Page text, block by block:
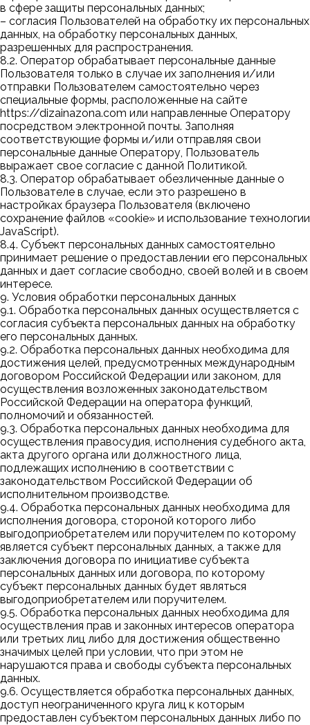
в сфере защиты персональных данных;
– согласия Пользователей на обработку их персональных
данных, на обработку персональных данных,
разрешенных для распространения.
8.2. Оператор обрабатывает персональные данные
Пользователя только в случае их заполнения и/или
отправки Пользователем самостоятельно через
специальные формы, расположенные на сайте
https://dizainazona.com или направленные Оператору
посредством электронной почты. Заполняя
соответствующие формы и/или отправляя свои
персональные данные Оператору, Пользователь
выражает свое согласие с данной Политикой.
8.3. Оператор обрабатывает обезличенные данные о
Пользователе в случае, если это разрешено в
настройках браузера Пользователя (включено
сохранение файлов «cookie» и использование технологии
JavaScript).
8.4. Субъект персональных данных самостоятельно
принимает решение о предоставлении его персональных
данных и дает согласие свободно, своей волей и в своем
интересе.
9. Условия обработки персональных данных
9.1. Обработка персональных данных осуществляется с
согласия субъекта персональных данных на обработку
его персональных данных.
9.2. Обработка персональных данных необходима для
достижения целей, предусмотренных международным
договором Российской Федерации или законом, для
осуществления возложенных законодательством
Российской Федерации на оператора функций,
полномочий и обязанностей.
9.3. Обработка персональных данных необходима для
осуществления правосудия, исполнения судебного акта,
акта другого органа или должностного лица,
подлежащих исполнению в соответствии с
законодательством Российской Федерации об
исполнительном производстве.
9.4. Обработка персональных данных необходима для
исполнения договора, стороной которого либо
выгодоприобретателем или поручителем по которому
является субъект персональных данных, а также для
заключения договора по инициативе субъекта
персональных данных или договора, по которому
субъект персональных данных будет являться
выгодоприобретателем или поручителем.
9.5. Обработка персональных данных необходима для
осуществления прав и законных интересов оператора
или третьих лиц либо для достижения общественно
значимых целей при условии, что при этом не
нарушаются права и свободы субъекта персональных
данных.
9.6. Осуществляется обработка персональных данных,
доступ неограниченного круга лиц к которым
предоставлен субъектом персональных данных либо по